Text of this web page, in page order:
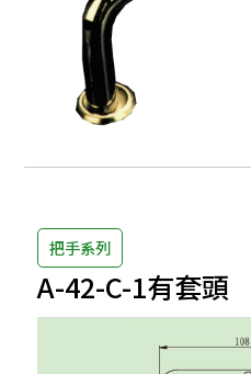
把手系列
A-42-C-1有套頭